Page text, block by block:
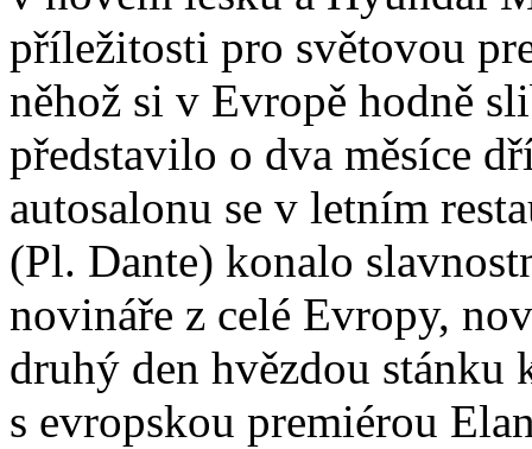
příležitosti pro světovou
něhož si v Evropě hodně
představilo o dva měsíce
autosalonu se v letním
(Pl. Dante) konalo
novináře z celé Evropy,
druhý den hvězdou stánku
s evropskou premiérou